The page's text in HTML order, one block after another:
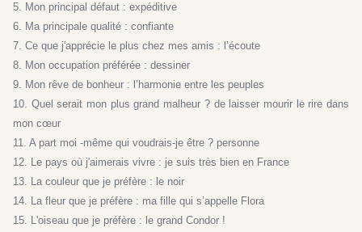
5. Mon principal défaut : expéditive
6. Ma principale qualité : confiante
7. Ce que j'apprécie le plus chez mes amis : l’écoute
8. Mon occupation préférée : dessiner
9. Mon rêve de bonheur : l’harmonie entre les peuples
10. Quel serait mon plus grand malheur ? de laisser mourir le rire dans
mon cœur
11. A part moi -même qui voudrais-je être ? personne
12. Le pays où j'aimerais vivre : je suis très bien en France
13. La couleur que je préfère : le noir
14. La fleur que je préfère : ma fille qui s’appelle Flora
15. L'oiseau que je préfère : le grand Condor !